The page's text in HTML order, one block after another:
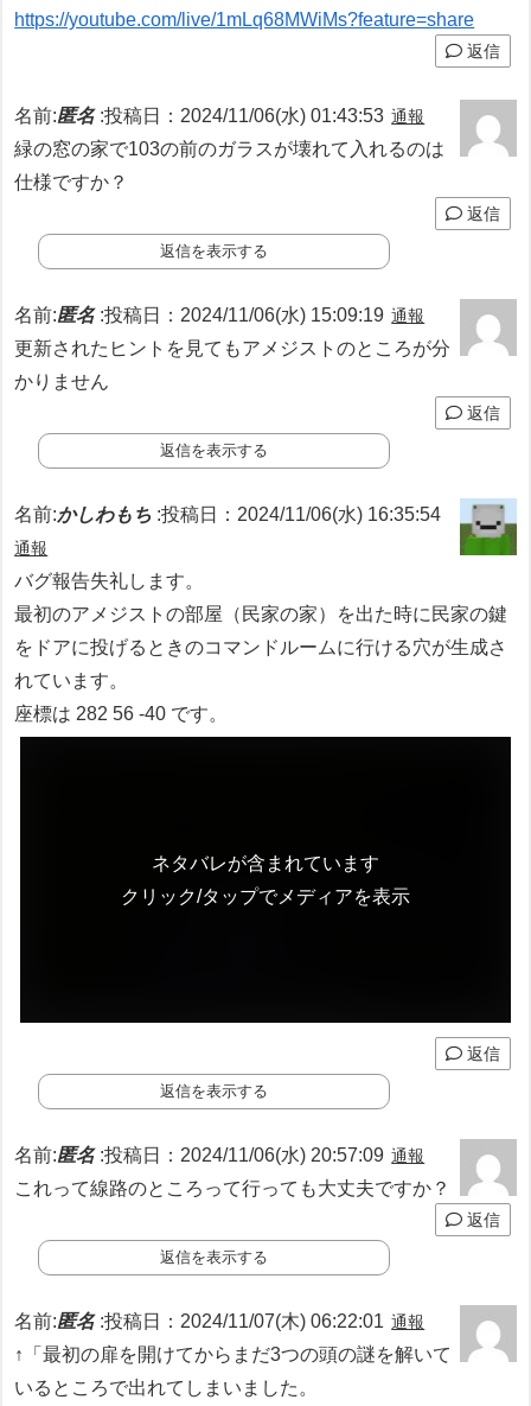
https://youtube.com/live/1mLq68MWiMs?feature=share
返信
名前:匿名:投稿日：2024/11/06(水) 01:43:53 通報
緑の窓の家で103の前のガラスが壊れて入れるのは
仕様ですか？
返信
返信を表示する
名前:匿名:投稿日：2024/11/06(水) 15:09:19 通報
更新されたヒントを見てもアメジストのところが分
かりません
返信
返信を表示する
名前:かしわもち :投稿日：2024/11/06(水) 16:35:54
通報
バグ報告失礼します。
最初のアメジストの部屋（民家の家）を出た時に民家の鍵
をドアに投げるときのコマンドルームに行ける穴が生成さ
れています。
座標は 282 56 -40 です。
ネタバレが含まれています
クリック/タップでメディアを表示
返信
返信を表示する
名前:匿名:投稿日：2024/11/06(水) 20:57:09 通報
これって線路のところって行っても大丈夫ですか？
返信
返信を表示する
名前:匿名:投稿日：2024/11/07(木) 06:22:01 通報
↑「最初の扉を開けてからまだ3つの頭の謎を解いて
いるところで出れてしまいました。